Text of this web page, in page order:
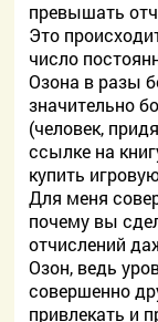
превышать
Это
число
Озона в разы
значительно
(человек,
ссылке на
купить
Для меня
почему вы
отчислений
Озон, ведь
совершенно
привлекать и